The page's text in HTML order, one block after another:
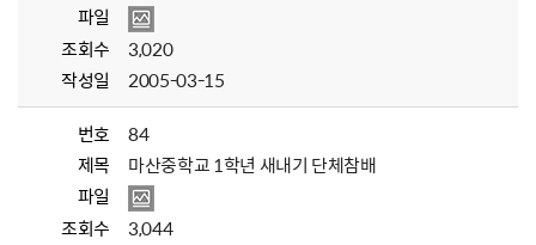
파일
조회수
3,020
작성일
2005-03-15
번호
84
제목
마산중학교 1학년 새내기 단체참배
파일
조회수
3,044